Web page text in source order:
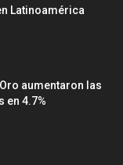
Latinoamérica
aumentaron las
en 4.7%